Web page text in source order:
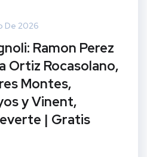
De 2026
Ramon Perez
Ortiz Rocasolano,
Montes,
y Vinent,
| Gratis